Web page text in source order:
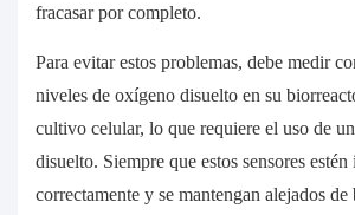
fracasar por completo.
Para evitar estos problemas, debe medir
niveles de oxígeno disuelto en su
cultivo celular, lo que requiere el uso de
disuelto. Siempre que estos sensores estén
correctamente y se mantengan alejados